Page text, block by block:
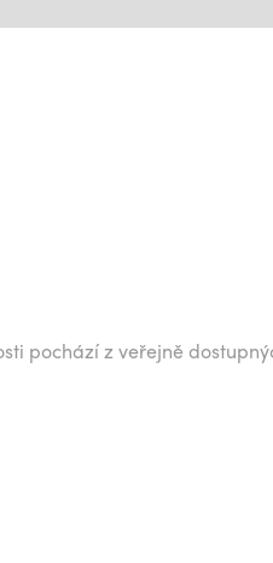
pochází z veřejně